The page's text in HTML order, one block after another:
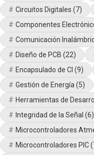
Circuitos Digitales (7)
Componentes
Comunicación
Diseño de PCB (22)
Encapsulado de CI (9)
Gestión de Energía (5)
Herramientas de
Integridad de la Señal (6)
Microcontroladores
Microcontroladores PIC